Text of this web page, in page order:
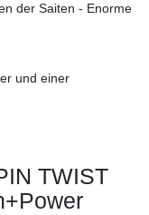
der Saiten - Enorme
und einer
TWIST